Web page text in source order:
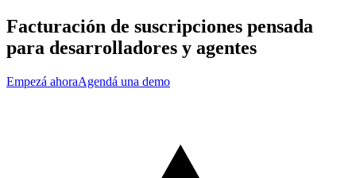
Facturación de suscripciones pensada
para desarrolladores y agentes
Empezá ahoraAgendá una demo